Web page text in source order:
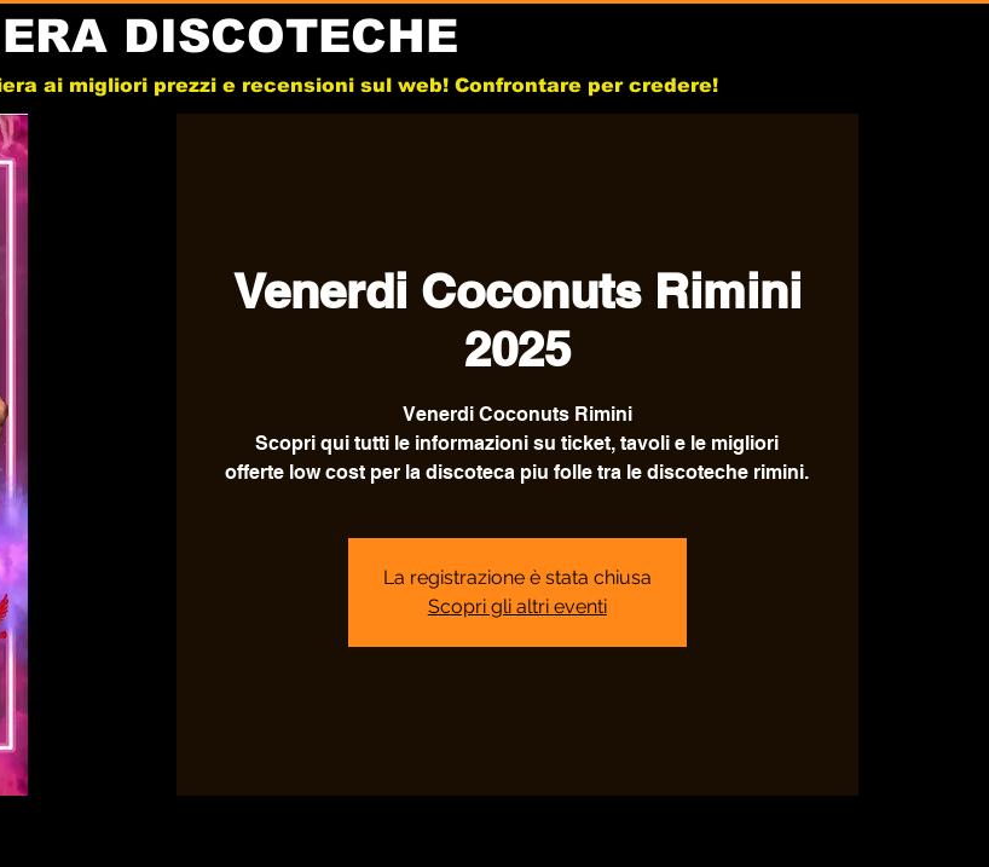
DISCOTECHE
ai migliori prezzi e recensioni sul web! Confrontare per credere!
Venerdi Coconuts Rimini
2025
Venerdi Coconuts Rimini
Scopri qui tutti le informazioni su ticket, tavoli e le migliori
offerte low cost per la discoteca piu folle tra le discoteche rimini.
La registrazione è stata chiusa
Scopri gli altri eventi